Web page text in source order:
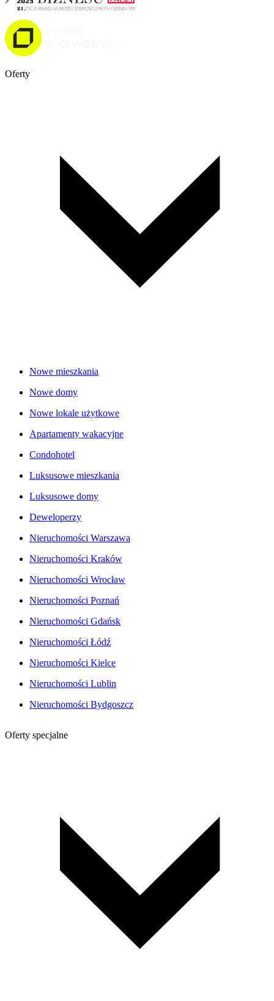
Oferty
Nowe mieszkania
Nowe domy
Nowe lokale użytkowe
Apartamenty wakacyjne
Condohotel
Luksusowe mieszkania
Luksusowe domy
Deweloperzy
Nieruchomości Warszawa
Nieruchomości Kraków
Nieruchomości Wrocław
Nieruchomości Poznań
Nieruchomości Gdańsk
Nieruchomości Łódź
Nieruchomości Kielce
Nieruchomości Lublin
Nieruchomości Bydgoszcz
Oferty specjalne